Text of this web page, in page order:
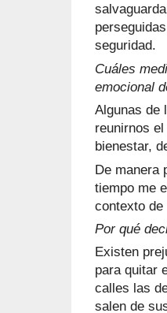
seguridad.
Cuáles
emocional
Algunas de
reunirnos
bienestar,
De manera
tiempo me
contexto
Por qué
Existen
para quitar
calles las
salen de